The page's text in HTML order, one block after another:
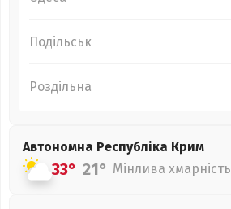
Подільськ
Роздільна
Автономна Республіка Крим
33° 21° Мінлива хмарність